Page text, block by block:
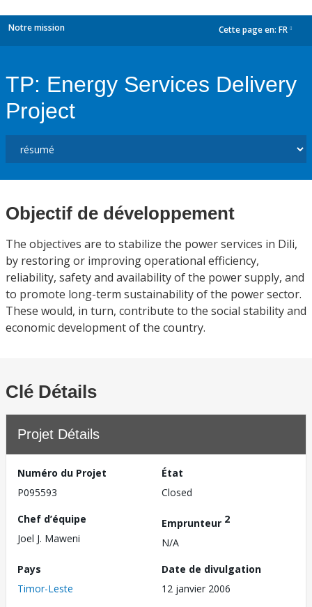
Notre mission Cette page en: FR
TP: Energy Services Delivery
Project
Objectif de développement
The objectives are to stabilize the power services in Dili,
by restoring or improving operational efficiency,
reliability, safety and availability of the power supply, and
to promote long-term sustainability of the power sector.
These would, in turn, contribute to the social stability and
economic development of the country.
Clé Détails
Projet Détails
Numéro du Projet
P095593
État
Closed
Chef d’équipe
Joel J. Maweni
Emprunteur 2
N/A
Pays
Timor-Leste
Date de divulgation
12 janvier 2006